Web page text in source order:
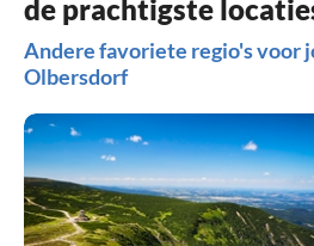
de prachtigste
Andere favoriete regio's voor
Olbersdorf